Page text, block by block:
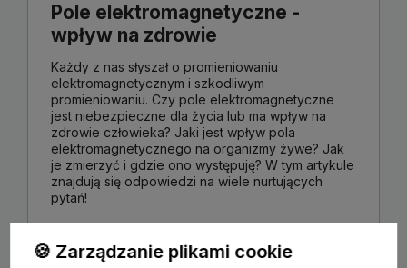
Pole elektromagnetyczne -
wpływ na zdrowie
Każdy z nas słyszał o promieniowaniu
elektromagnetycznym i szkodliwym
promieniowaniu. Czy pole elektromagnetyczne
jest niebezpieczne dla życia lub ma wpływ na
zdrowie człowieka? Jaki jest wpływ pola
elektromagnetycznego na organizmy żywe? Jak
je zmierzyć i gdzie ono występuję? W tym artykule
znajdują się odpowiedzi na wiele nurtujących
pytań!
🍪 Zarządzanie plikami cookie